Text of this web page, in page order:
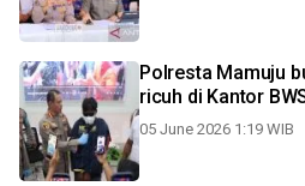
Polresta Mamuju
ricuh di Kantor
05 June 2026 1:19 WIB